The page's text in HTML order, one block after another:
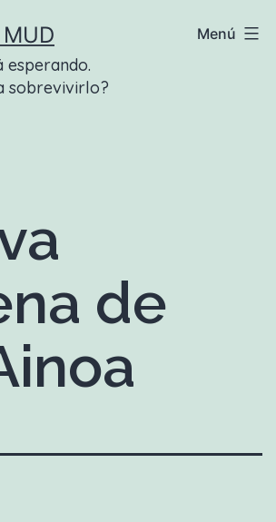
MUD
esperando.
sobrevivirlo?
Menú
de